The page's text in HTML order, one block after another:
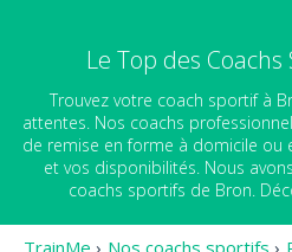
Le Top des
Trouvez votre coach sportif à
attentes. Nos coachs
de remise en forme à domicile ou
et vos disponibilités. Nous
coachs sportifs de Bron.
TrainMe › Nos coachs sportifs ›